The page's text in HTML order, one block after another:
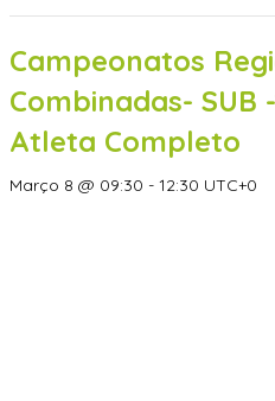
Campeonatos
Combinadas- SUB
Atleta Completo
Março 8 @ 09:30 - 12:30 UTC+0